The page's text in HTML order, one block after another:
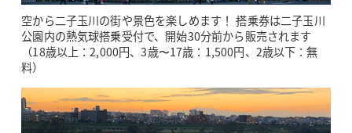
空から二子玉川の街や景色を楽しめます！ 搭乗券は二子玉川
公園内の熱気球搭乗受付で、開始30分前から販売されます
（18歳以上：2,000円、3歳〜17歳：1,500円、2歳以下：無
料）